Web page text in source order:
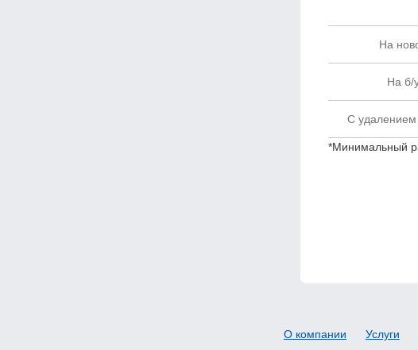
На
На б/
С удалением
*Минимальный
О компании Услуги